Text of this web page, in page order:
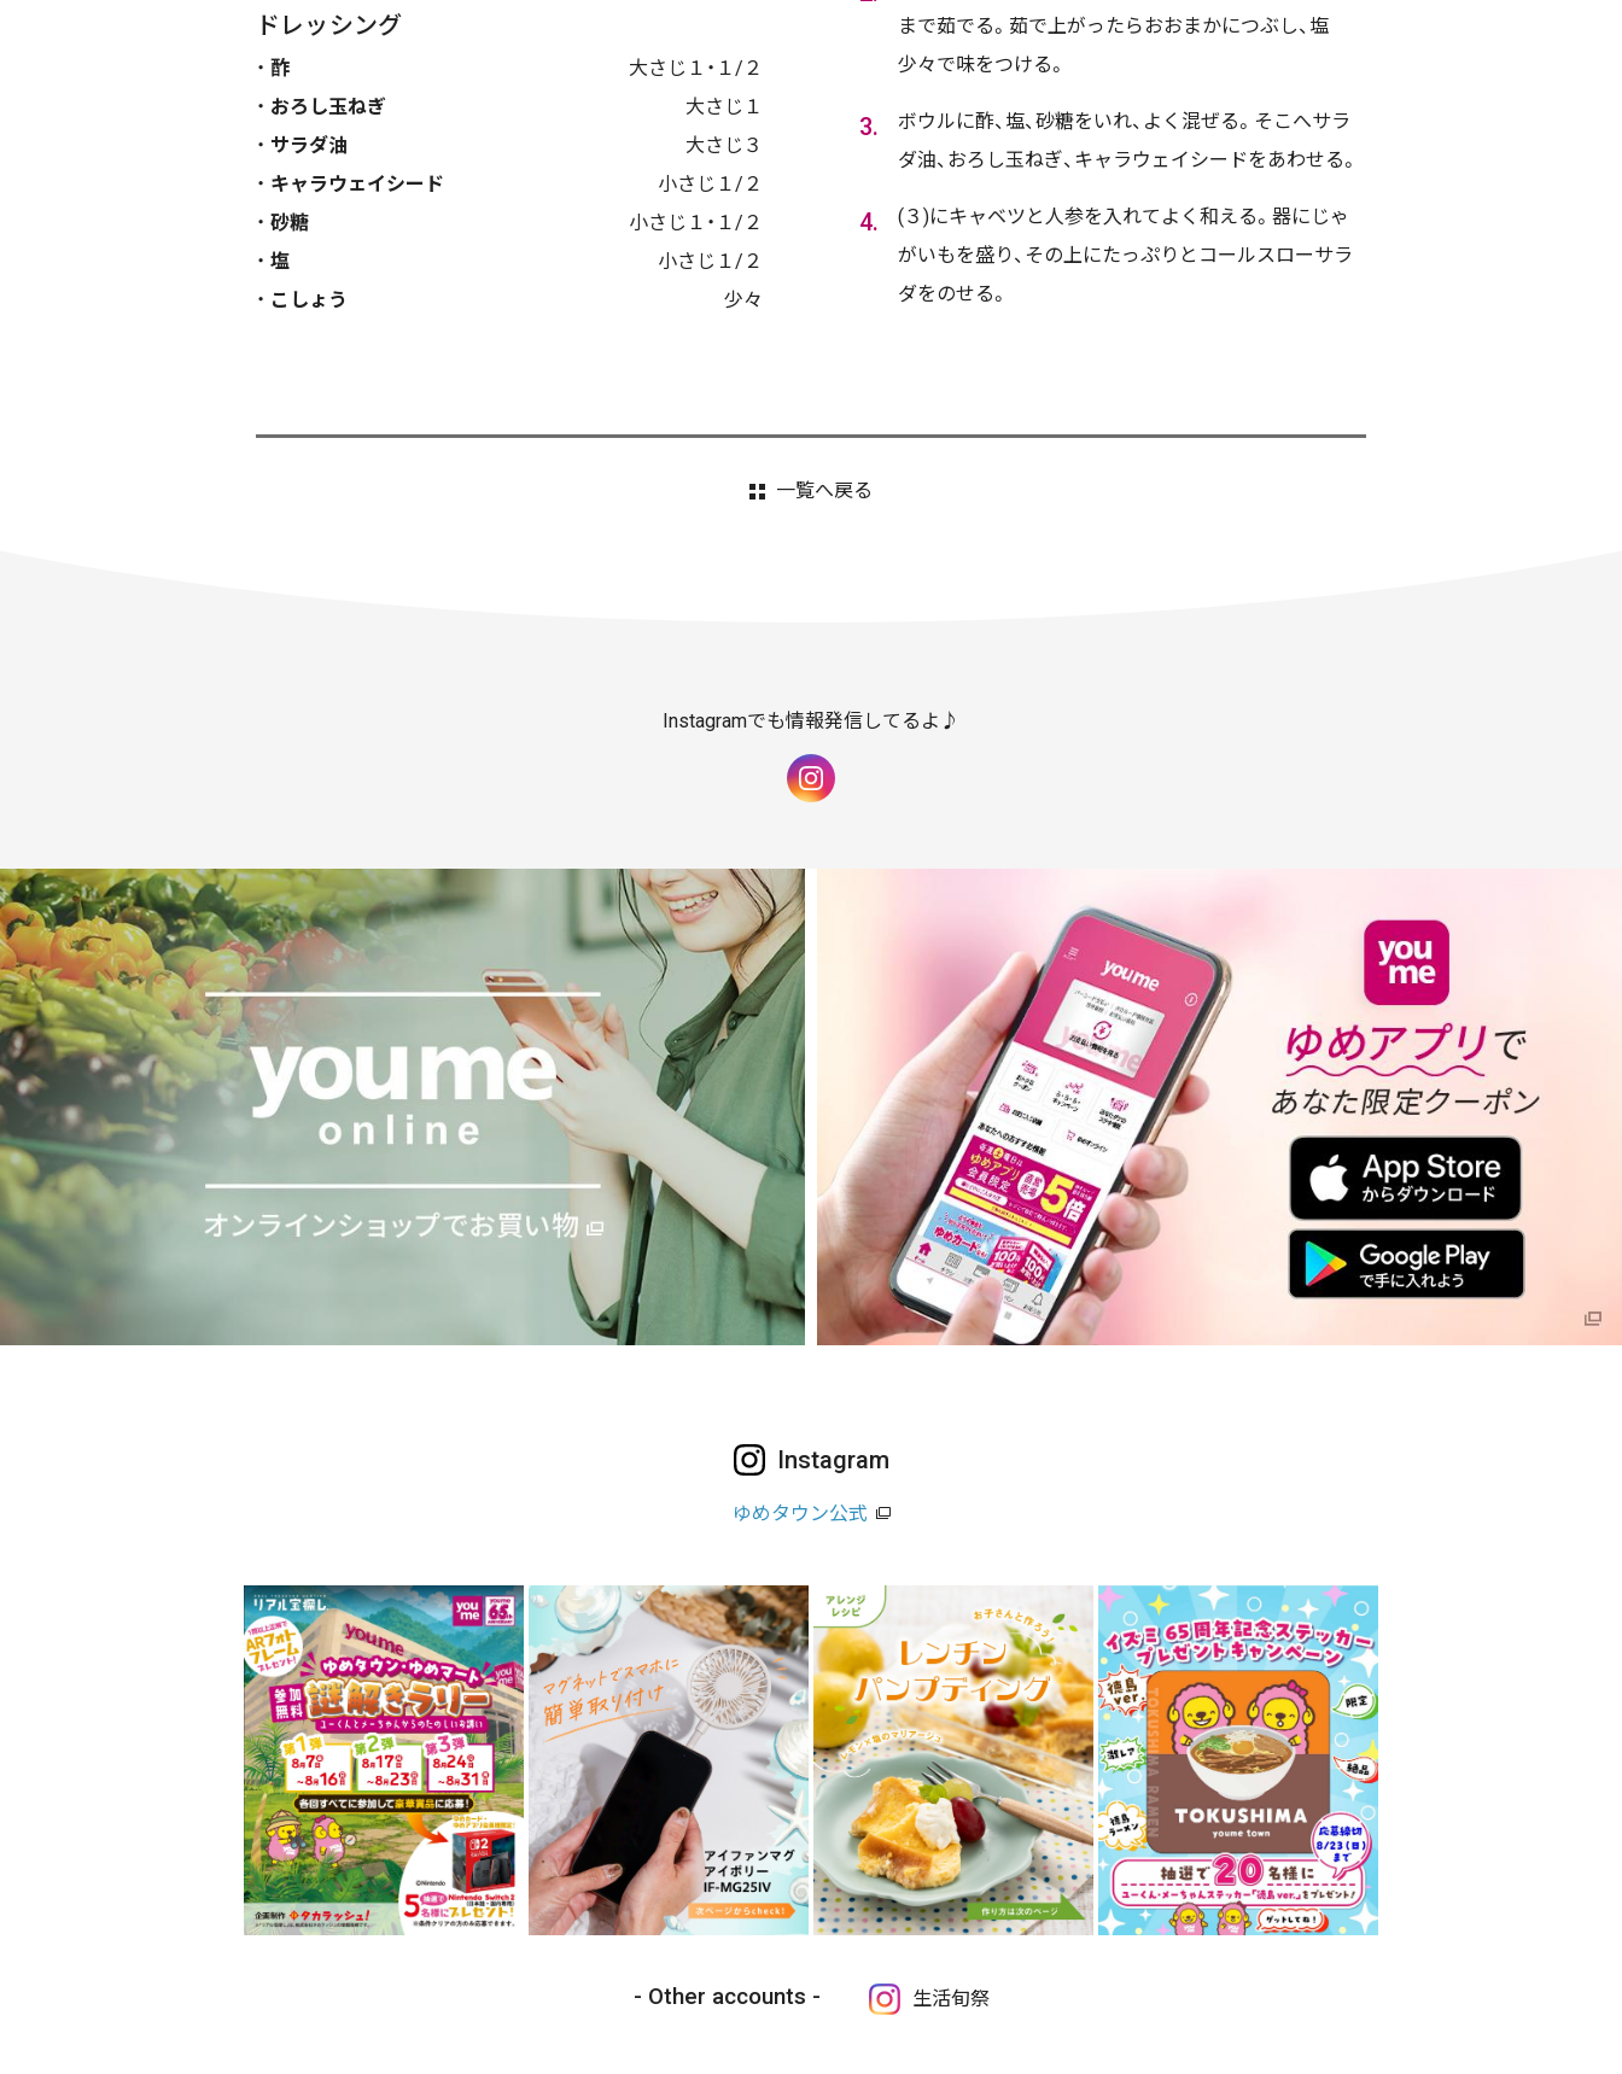
ドレッシング
酢
大さじ１・１/２
おろし玉ねぎ
大さじ１
サラダ油
大さじ３
キャラウェイシード
小さじ１/２
砂糖
小さじ１・１/２
塩
小さじ１/２
こしょう
少々
まで茹でる。茹で上がったらおおまかにつぶし、塩
少々で味をつける。
ボウルに酢、塩、砂糖をいれ、よく混ぜる。そこへサラ
ダ油、おろし玉ねぎ、キャラウェイシードをあわせる。
(３)にキャベツと人参を入れてよく和える。器にじゃ
がいもを盛り、その上にたっぷりとコールスローサラ
ダをのせる。
一覧へ戻る
Instagramでも情報発信してるよ♪
Instagram
ゆめタウン公式
Other accounts 生活旬祭